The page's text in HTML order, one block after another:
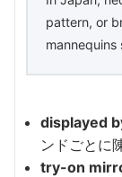
pattern, or
displayed
ンドごとに
try-on